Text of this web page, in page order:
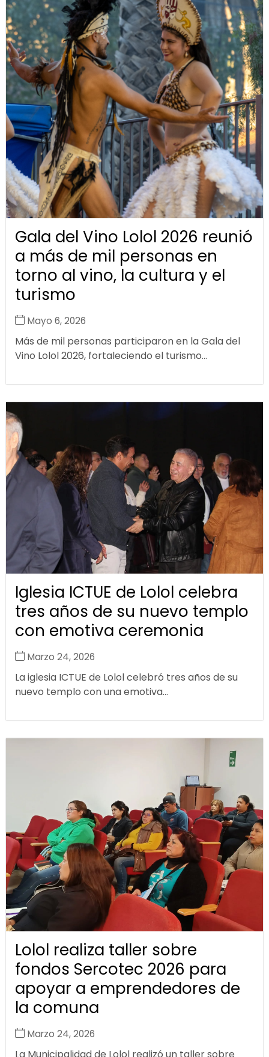
Gala del Vino Lolol 2026 reunió
a más de mil personas en
torno al vino, la cultura y el
turismo
Mayo 6, 2026
Más de mil personas participaron en la Gala del
Vino Lolol 2026, fortaleciendo el turismo...
Iglesia ICTUE de Lolol celebra
tres años de su nuevo templo
con emotiva ceremonia
Marzo 24, 2026
La iglesia ICTUE de Lolol celebró tres años de su
nuevo templo con una emotiva...
Lolol realiza taller sobre
fondos Sercotec 2026 para
apoyar a emprendedores de
la comuna
Marzo 24, 2026